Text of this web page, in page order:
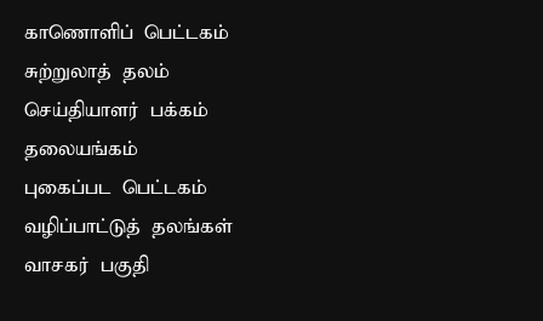
காணொளிப் பெட்டகம்
சுற்றுலாத் தலம்
செய்தியாளர் பக்கம்
தலையங்கம்
புகைப்பட பெட்டகம்
வழிப்பாட்டுத் தலங்கள்
வாசகர் பகுதி